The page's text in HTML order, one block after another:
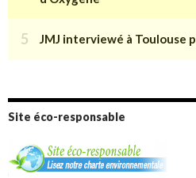
Site éco-responsable